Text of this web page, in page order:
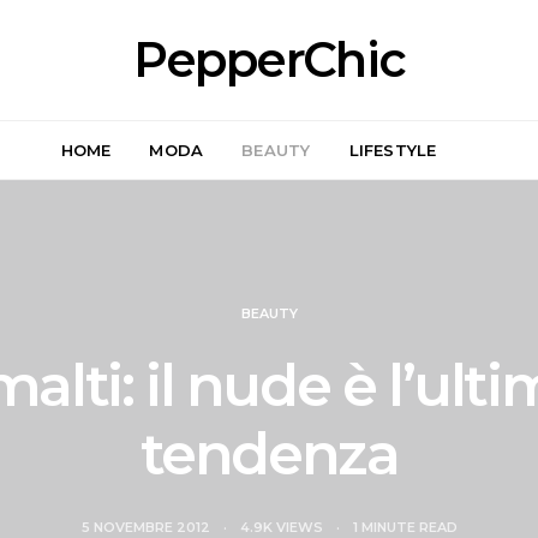
PepperChic
HOME MODA BEAUTY LIFESTYLE
BEAUTY
il nude è
tendenza
5 NOVEMBRE 2012 4.9K VIEWS 1 MINUTE READ